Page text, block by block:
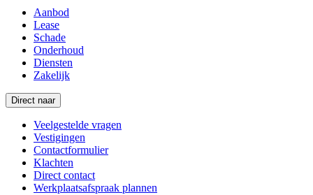
Aanbod
Lease
Schade
Onderhoud
Diensten
Zakelijk
Direct naar
Veelgestelde vragen
Vestigingen
Contactformulier
Klachten
Direct contact
Werkplaatsafspraak plannen